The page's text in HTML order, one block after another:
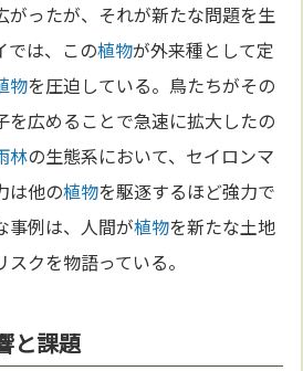
がったが、それが新たな問題を生
では、この植物が外来種として定
物を圧迫している。鳥たちがその
を広めることで急速に拡大したの
林の生態系において、セイロンマ
は他の植物を駆逐するほど強力で
事例は、人間が植物を新たな土地
クを物語っている。
と課題